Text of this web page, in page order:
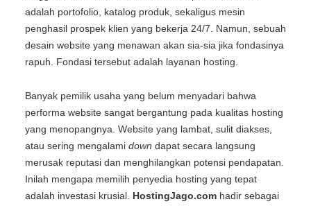
adalah portofolio, katalog produk, sekaligus mesin
penghasil prospek klien yang bekerja 24/7. Namun, sebuah
desain website yang menawan akan sia-sia jika fondasinya
rapuh. Fondasi tersebut adalah layanan hosting.
Banyak pemilik usaha yang belum menyadari bahwa
performa website sangat bergantung pada kualitas hosting
yang menopangnya. Website yang lambat, sulit diakses,
atau sering mengalami down dapat secara langsung
merusak reputasi dan menghilangkan potensi pendapatan.
Inilah mengapa memilih penyedia hosting yang tepat
adalah investasi krusial. HostingJago.com hadir sebagai